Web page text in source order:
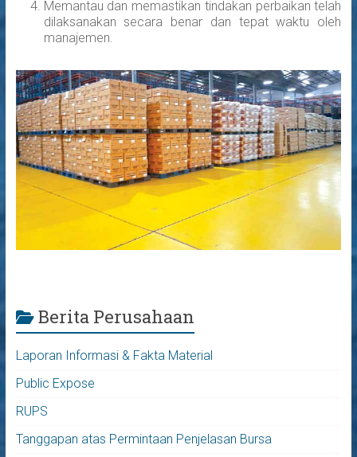
Memantau dan memastikan tindakan perbaikan telah
dilaksanakan secara benar dan tepat waktu oleh
manajemen.
Berita Perusahaan
Laporan Informasi & Fakta Material
Public Expose
RUPS
Tanggapan atas Permintaan Penjelasan Bursa